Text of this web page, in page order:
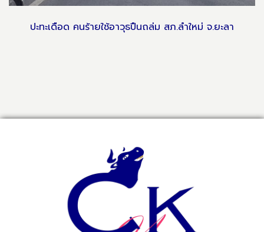
ปะทะเดือด คนร้ายใช้อาวุธปืนถล่ม สภ.ลำใหม่ จ.ยะลา